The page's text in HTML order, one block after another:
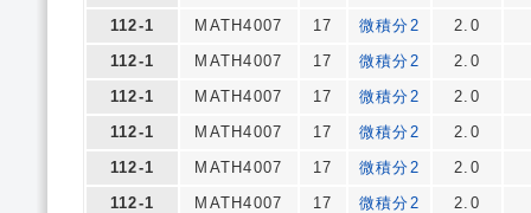
112-1
MATH4007 17 微積分2
2.0
112-1
MATH4007 17 微積分2
2.0
112-1
MATH4007 17 微積分2
2.0
112-1
MATH4007 17 微積分2
2.0
112-1
MATH4007 17 微積分2
2.0
112-1
MATH4007 17 微積分2
2.0